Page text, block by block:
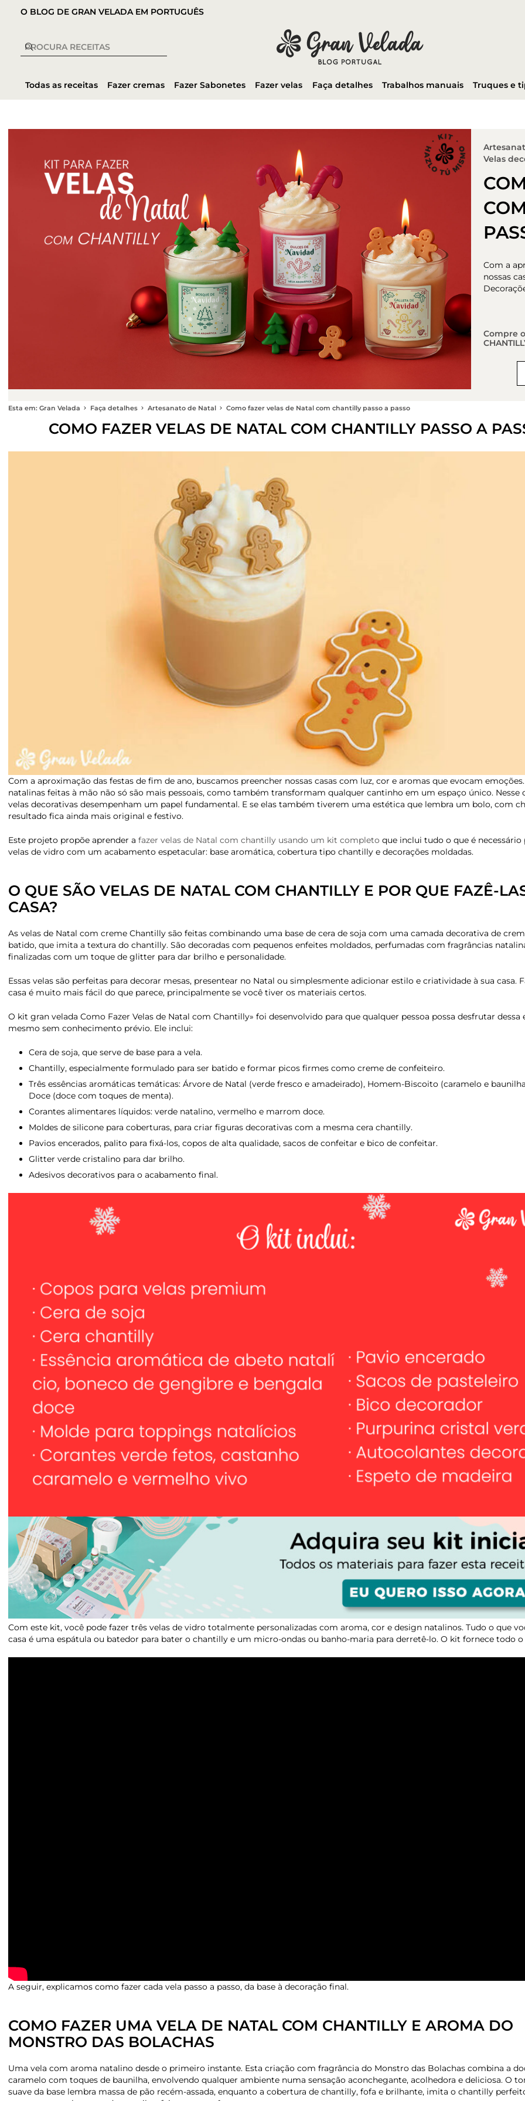
O BLOG DE GRAN VELADA EM PORTUGUÊS
Todas as receitas Fazer cremas Fazer Sabonetes Fazer velas Faça detalhes Trabalhos manuais Truques e
Velas
Com a
nossas
Compre
Esta em: Gran Velada Faça detalhes Artesanato de Natal Como fazer velas de Natal com chantilly passo a passo
COMO FAZER VELAS DE NATAL COM CHANTILLY PASSO A
Com a aproximação das festas de fim de ano, buscamos preencher nossas casas com luz, cor e aromas que evocam
natalinas feitas à mão não só são mais pessoais, como também transformam qualquer cantinho em um espaço único. Nesse
velas decorativas desempenham um papel fundamental. E se elas também tiverem uma estética que lembra um bolo, com
resultado fica ainda mais original e festivo.
Este projeto propõe aprender a fazer velas de Natal com chantilly usando um kit completo que inclui tudo o que é necessário
velas de vidro com um acabamento espetacular: base aromática, cobertura tipo chantilly e decorações moldadas.
O QUE SÃO VELAS DE NATAL COM CHANTILLY E POR QUE FAZÊ-
CASA?
As velas de Natal com creme Chantilly são feitas combinando uma base de cera de soja com uma camada decorativa de
batido, que imita a textura do chantilly. São decoradas com pequenos enfeites moldados, perfumadas com fragrâncias
finalizadas com um toque de glitter para dar brilho e personalidade.
Essas velas são perfeitas para decorar mesas, presentear no Natal ou simplesmente adicionar estilo e criatividade à sua casa.
casa é muito mais fácil do que parece, principalmente se você tiver os materiais certos.
O kit gran velada Como Fazer Velas de Natal com Chantilly» foi desenvolvido para que qualquer pessoa possa desfrutar dessa
mesmo sem conhecimento prévio. Ele inclui:
Cera de soja, que serve de base para a vela.
Chantilly, especialmente formulado para ser batido e formar picos firmes como creme de confeiteiro.
Três essências aromáticas temáticas: Árvore de Natal (verde fresco e amadeirado), Homem-Biscoito (caramelo e
Doce (doce com toques de menta).
Corantes alimentares líquidos: verde natalino, vermelho e marrom doce.
Moldes de silicone para coberturas, para criar figuras decorativas com a mesma cera chantilly.
Pavios encerados, palito para fixá-los, copos de alta qualidade, sacos de confeitar e bico de confeitar.
Glitter verde cristalino para dar brilho.
Adesivos decorativos para o acabamento final.
Com este kit, você pode fazer três velas de vidro totalmente personalizadas com aroma, cor e design natalinos. Tudo o que
casa é uma espátula ou batedor para bater o chantilly e um micro-ondas ou banho-maria para derretê-lo. O kit fornece todo o
A seguir, explicamos como fazer cada vela passo a passo, da base à decoração final.
COMO FAZER UMA VELA DE NATAL COM CHANTILLY E AROMA DO
MONSTRO DAS BOLACHAS
Uma vela com aroma natalino desde o primeiro instante. Esta criação com fragrância do Monstro das Bolachas combina a
caramelo com toques de baunilha, envolvendo qualquer ambiente numa sensação aconchegante, acolhedora e deliciosa. O
suave da base lembra massa de pão recém-assada, enquanto a cobertura de chantilly, fofa e brilhante, imita o chantilly